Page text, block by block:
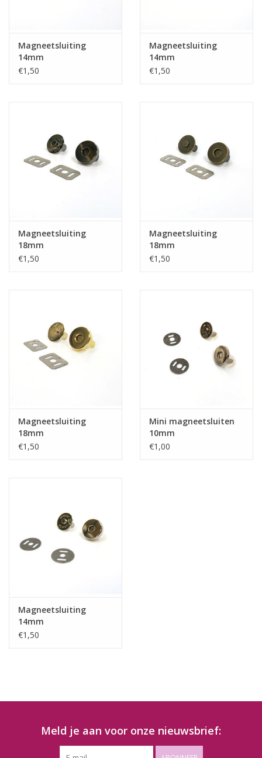
Magneetsluiting
14mm
€1,50
Magneetsluiting
14mm
€1,50
Magneetsluiting
18mm
€1,50
Magneetsluiting
18mm
€1,50
Magneetsluiting
18mm
€1,50
Mini magneetsluiten
10mm
€1,00
Magneetsluiting
14mm
€1,50
Meld je aan voor onze nieuwsbrief: